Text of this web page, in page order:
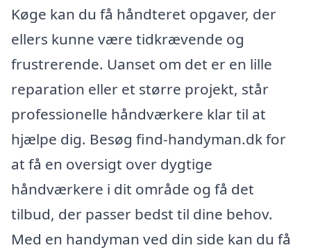
Køge kan du få håndteret opgaver, der
ellers kunne være tidkrævende og
frustrerende. Uanset om det er en lille
reparation eller et større projekt, står
professionelle håndværkere klar til at
hjælpe dig. Besøg find-handyman.dk for
at få en oversigt over dygtige
håndværkere i dit område og få det
tilbud, der passer bedst til dine behov.
Med en handyman ved din side kan du få